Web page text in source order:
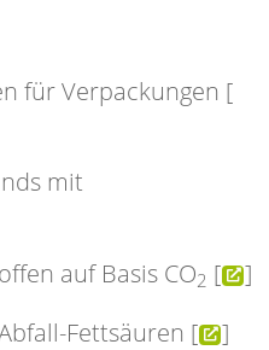
für Verpackungen [
mit
auf Basis CO2 [
]
Fettsäuren [
]